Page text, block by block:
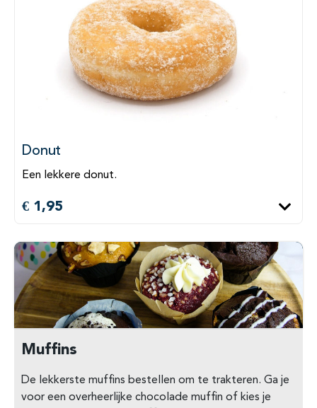
Donut
Een lekkere donut.
€ 1,95
Muffins
De lekkerste muffins bestellen om te trakteren. Ga je
voor een overheerlijke chocolade muffin of kies je